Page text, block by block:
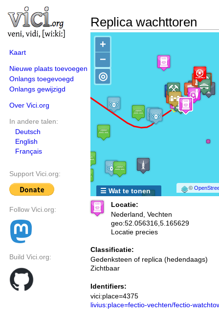
Kaart
Nieuwe plaats toevoegen
Onlangs toegevoegd
Onlangs gewijzigd
Over Vici.org
In andere talen:
Deutsch
English
Français
Support Vici.org:
Follow Vici.org:
Build Vici.org:
Replica wachttoren
+
−
©
◎
☰ Wat te tonen
Locatie:
Nederland, Vechten
geo:52.056316,5.165629
Locatie precies
Classificatie:
Gedenksteen of replica (hedendaags)
Zichtbaar
Identifiers:
vici:place=4375
livius:place=fectio-vechten/fectio-